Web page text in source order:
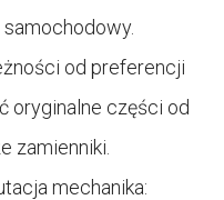
od preferencji
oryginalne części od
zamienniki.
mechanika: